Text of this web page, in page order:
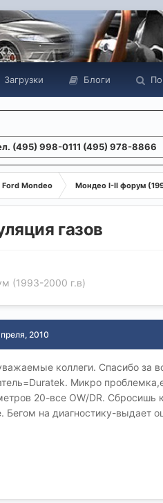
Загрузки Блоги
(495) 998-0111 (495) 978-8866
Ford Mondeo Мондео I-II форум
газов
(1993-2000 г.в)
2010
коллеги. Спасибо за
Микро
20-все OW/DR.
Бегом на диагностику-выдает